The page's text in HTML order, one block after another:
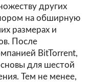
других
на обширную
размерах и
После
BitTorrent,
для шестой
Тем не менее,